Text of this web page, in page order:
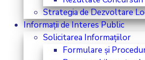
Strategia de Dezvoltare
Informații de Interes Public
Solicitarea Informațiilor
Formulare și